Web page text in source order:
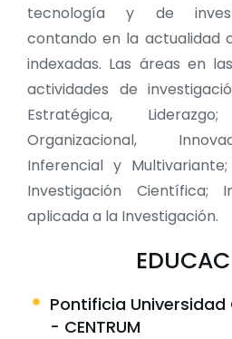
tecnología y de
contando en la actualidad
indexadas. Las áreas en
actividades de
Estratégica,
Organizacional,
Inferencial y
Investigación Científica;
aplicada a la Investigación.
Pontificia
- CENTRUM